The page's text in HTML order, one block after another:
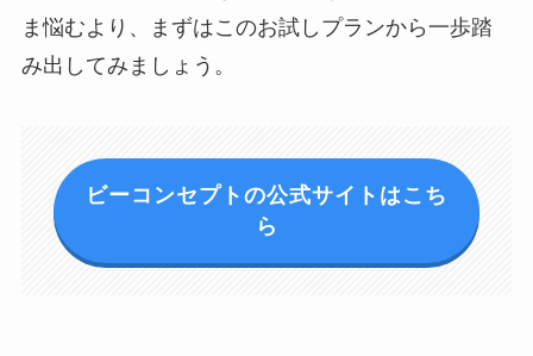
ま悩むより、まずはこのお試しプランから一歩踏
み出してみましょう。
ビーコンセプトの公式サイトはこち
ら